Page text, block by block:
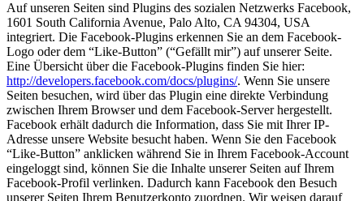
Auf unseren Seiten sind Plugins des sozialen Netzwerks Facebook,
1601 South California Avenue, Palo Alto, CA 94304, USA
integriert. Die Facebook-Plugins erkennen Sie an dem Facebook-
Logo oder dem “Like-Button” (“Gefällt mir”) auf unserer Seite.
Eine Übersicht über die Facebook-Plugins finden Sie hier:
http://developers.facebook.com/docs/plugins/. Wenn Sie unsere
Seiten besuchen, wird über das Plugin eine direkte Verbindung
zwischen Ihrem Browser und dem Facebook-Server hergestellt.
Facebook erhält dadurch die Information, dass Sie mit Ihrer IP-
Adresse unsere Website besucht haben. Wenn Sie den Facebook
“Like-Button” anklicken während Sie in Ihrem Facebook-Account
eingeloggt sind, können Sie die Inhalte unserer Seiten auf Ihrem
Facebook-Profil verlinken. Dadurch kann Facebook den Besuch
unserer Seiten Ihrem Benutzerkonto zuordnen. Wir weisen darauf